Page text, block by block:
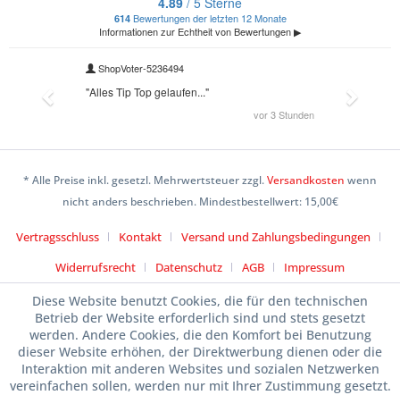
* Alle Preise inkl. gesetzl. Mehrwertsteuer zzgl.Versandkosten wenn
nicht anders beschrieben. Mindestbestellwert: 15,00€
Vertragsschluss Kontakt
Versand und Zahlungsbedingungen
Widerrufsrecht
Datenschutz AGB Impressum
Diese Website benutzt Cookies, die für den technischen
Betrieb der Website erforderlich sind und stets gesetzt
werden. Andere Cookies, die den Komfort bei Benutzung
dieser Website erhöhen, der Direktwerbung dienen oder die
Interaktion mit anderen Websites und sozialen Netzwerken
vereinfachen sollen, werden nur mit Ihrer Zustimmung gesetzt.